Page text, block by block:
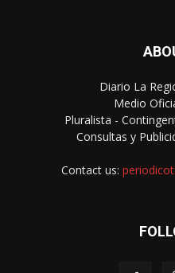
Diario La
Medio
Pluralista -
Consultas y
Contact us: